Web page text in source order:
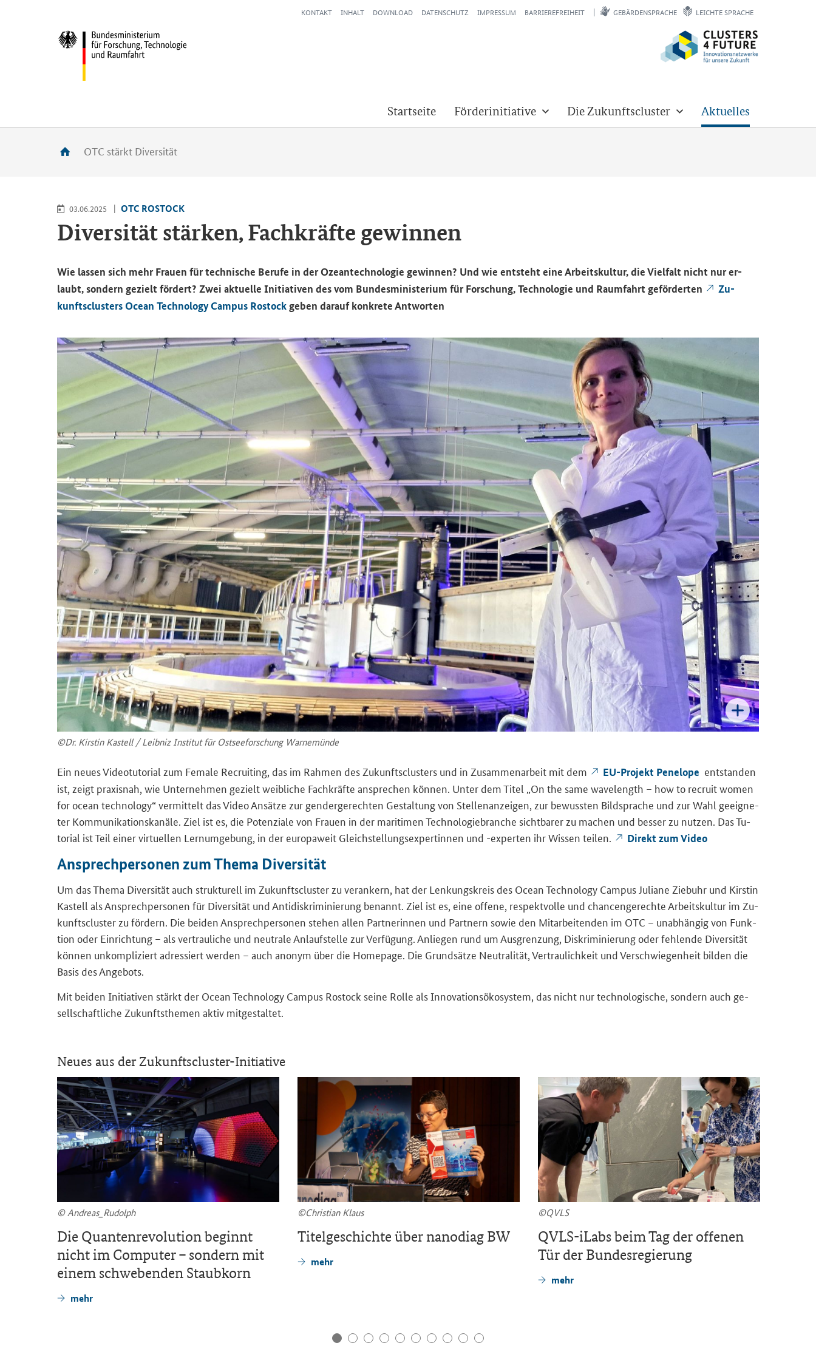
KONTAKT INHALT DOWNLOAD DATENSCHUTZ IMPRESSUM BARRIEREFREIHEIT GEBÄRDENSPRACHE LEICHTE SPRACHE
Startseite Förderinitiative Die Zukunftscluster Aktuelles
OTC stärkt Diversität
03.06.2025 OTC ROS­TOCK
Di­ver­si­tät stär­ken, Fach­kräf­te ge­win­nen
Wie las­sen sich mehr Frau­en für tech­ni­sche Be­ru­fe in der Oze­an­tech­no­lo­gie ge­win­nen? Und wie ent­steht eine Ar­beits­kul­tur, die Viel­falt nicht nur er­
laubt, son­dern ge­zielt för­dert? Zwei ak­tu­el­le In­itia­ti­ven des vom Bun­des­mi­nis­te­ri­um für For­schung, Tech­no­lo­gie und Raum­fahrt ge­för­der­ten
Zu­
kunfts­clus­tersOcean TechnologyCam­pus Ros­tockgeben dar­auf kon­kre­te Ant­wor­ten
©Dr. Kirs­tin Kas­tell / Leib­niz In­sti­tut für Ost­see­for­schung War­ne­mün­de
Ein neues Vi­deo­tu­to­ri­al zum Female Recruiting, das im Rah­men des Zu­kunfts­clus­ters und in Zu­sam­men­ar­beit mit dem EU-​Projekt Pe­ne­lo­pe ent­stan­den
ist, zeigt pra­xis­nah, wie Un­ter­neh­men ge­zielt weib­li­che Fach­kräf­te an­spre­chen kön­nen. Unter dem Titel „On the same wavelength – how to recruit women
for ocean technology“ ver­mit­telt das Video An­sät­ze zur gen­der­ge­rech­ten Ge­stal­tung von Stel­len­an­zei­gen, zur be­wuss­ten Bild­spra­che und zur Wahl ge­eig­ne­
ter Kom­mu­ni­ka­ti­ons­ka­nä­le. Ziel ist es, die Po­ten­zia­le von Frau­en in der ma­ri­ti­men Tech­no­lo­gie­bran­che sicht­ba­rer zu ma­chen und bes­ser zu nut­zen. Das Tu­
to­ri­al ist Teil einer vir­tu­el­len Lern­um­ge­bung, in der eu­ro­pa­weit Gleich­stel­lungs­ex­per­tin­nen und -​experten ihr Wis­sen tei­len.
Di­rekt zum Video
An­sprech­per­so­nen zum Thema Di­ver­si­tät
Um das Thema Di­ver­si­tät auch struk­tu­rell im Zu­kunfts­clus­ter zu ver­an­kern, hat der Len­kungs­kreis des Ocean Technology Cam­pus Ju­lia­ne Zie­buhr und Kirs­tin
Kas­tell als An­sprech­per­so­nen für Di­ver­si­tät und An­ti­dis­kri­mi­nie­rung be­nannt. Ziel ist es, eine of­fe­ne, re­spekt­vol­le und chan­cen­ge­rech­te Ar­beits­kul­tur im Zu­
kunfts­clus­ter zu för­dern. Die bei­den An­sprech­per­so­nen ste­hen allen Part­ne­rin­nen und Part­nern sowie den Mit­ar­bei­ten­den im OTC – un­ab­hän­gig von Funk­
ti­on oder Ein­rich­tung – als ver­trau­li­che und neu­tra­le An­lauf­stel­le zur Ver­fü­gung. An­lie­gen rund um Aus­gren­zung, Dis­kri­mi­nie­rung oder feh­len­de Di­ver­si­tät
kön­nen un­kom­pli­ziert adres­siert wer­den – auch an­onym über die Home­page. Die Grund­sät­ze Neu­tra­li­tät, Ver­trau­lich­keit und Ver­schwie­gen­heit bil­den die
Basis des An­ge­bots.
Mit bei­den In­itia­ti­ven stärkt der Ocean Tech­no­lo­gy Cam­pus Ros­tock seine Rolle als In­no­va­ti­ons­öko­sys­tem, das nicht nur tech­no­lo­gi­sche, son­dern auch ge­
sell­schaft­li­che Zu­kunfts­the­men aktiv mit­ge­stal­tet.
Neues aus der Zukunftscluster-​Initiative
© An­dre­as_­Ru­dolph
Die Quan­ten­re­vo­lu­ti­on be­ginnt
nicht im Com­pu­ter – son­dern mit
einem schwe­ben­den Staub­korn
mehr
©Chris­ti­an Klaus
Ti­tel­ge­schich­te über na­n­o­diag BW
mehr
©QVLS
QVLS-iLabsbeim Tag der of­fe­nen
Tür der Bun­des­re­gie­rung
mehr